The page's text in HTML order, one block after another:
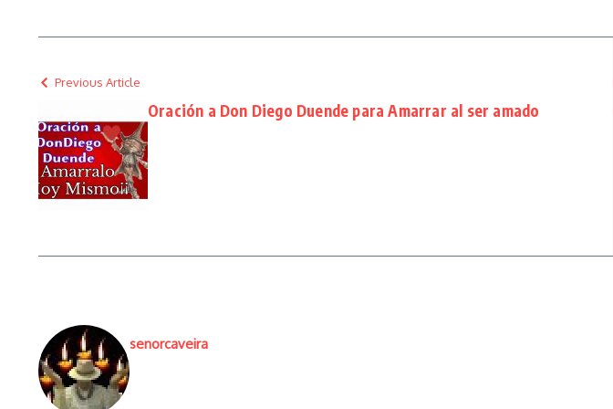
Previous Article
Oración a Don Diego Duende para Amarrar al ser amado
senorcaveira